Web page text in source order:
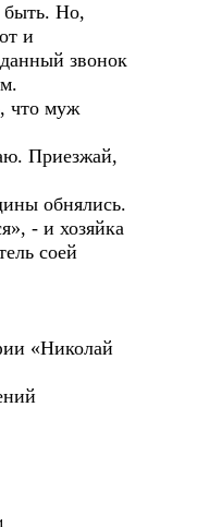
быть. Но,
и
звонок
что муж
Приезжай,
обнялись.
- и хозяйка
соей
«Николай